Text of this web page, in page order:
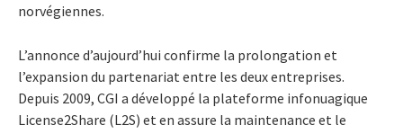
norvégiennes.
L’annonce d’aujourd’hui confirme la prolongation et
l’expansion du partenariat entre les deux entreprises.
Depuis 2009, CGI a développé la plateforme infonuagique
License2Share (L2S) et en assure la maintenance et le